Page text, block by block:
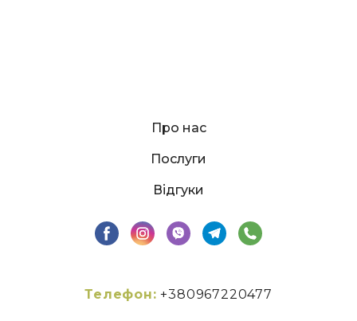
Про нас
Послуги
Відгуки
Телефон: +380967220477